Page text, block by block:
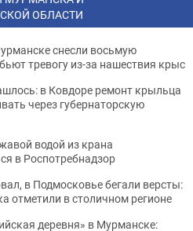
ОБЛАСТИ
снесли восьмую
тревогу из-за нашествия крыс
в Ковдоре ремонт крыльца
через губернаторскую
водой из крана
в Роспотребнадзор
в Подмосковье бегали версты:
отметили в столичном регионе
деревня» в Мурманске: